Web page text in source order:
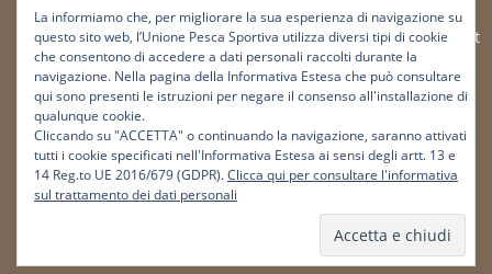
Codice Fiscale: 93003690141
Ufficio tecnico:
tecnico@unionepescasondrio.it
Informazioni:
info@unionepescasondrio.it
La informiamo che, per migliorare la sua esperienza di navigazione su
questo sito web, l’Unione Pesca Sportiva utilizza diversi tipi di cookie
che consentono di accedere a dati personali raccolti durante la
navigazione. Nella pagina della Informativa Estesa che può consultare
qui sono presenti le istruzioni per negare il consenso all'installazione di
qualunque cookie.
Cliccando su "ACCETTA" o continuando la navigazione, saranno attivati
tutti i cookie specificati nell'Informativa Estesa ai sensi degli artt. 13 e
14 Reg.to UE 2016/679 (GDPR).Clicca qui per consultare l'informativa
sul trattamento dei dati personali